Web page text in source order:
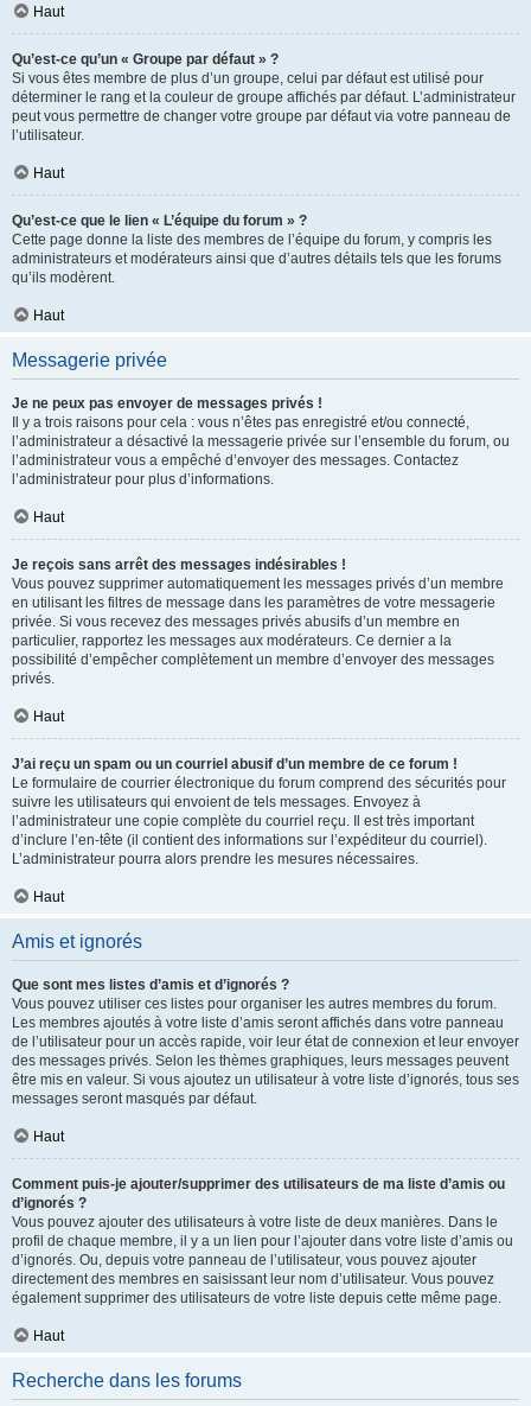
Haut
Qu’est-ce qu’un « Groupe par défaut » ?
Si vous êtes membre de plus d’un groupe, celui par défaut est utilisé pour
déterminer le rang et la couleur de groupe affichés par défaut. L’administrateur
peut vous permettre de changer votre groupe par défaut via votre panneau de
l’utilisateur.
Haut
Qu’est-ce que le lien « L’équipe du forum » ?
Cette page donne la liste des membres de l’équipe du forum, y compris les
administrateurs et modérateurs ainsi que d’autres détails tels que les forums
qu’ils modèrent.
Haut
Messagerie privée
Je ne peux pas envoyer de messages privés !
Il y a trois raisons pour cela : vous n’êtes pas enregistré et/ou connecté,
l’administrateur a désactivé la messagerie privée sur l’ensemble du forum, ou
l’administrateur vous a empêché d’envoyer des messages. Contactez
l’administrateur pour plus d’informations.
Haut
Je reçois sans arrêt des messages indésirables !
Vous pouvez supprimer automatiquement les messages privés d’un membre
en utilisant les filtres de message dans les paramètres de votre messagerie
privée. Si vous recevez des messages privés abusifs d’un membre en
particulier, rapportez les messages aux modérateurs. Ce dernier a la
possibilité d’empêcher complètement un membre d’envoyer des messages
privés.
Haut
J’ai reçu un spam ou un courriel abusif d’un membre de ce forum !
Le formulaire de courrier électronique du forum comprend des sécurités pour
suivre les utilisateurs qui envoient de tels messages. Envoyez à
l’administrateur une copie complète du courriel reçu. Il est très important
d’inclure l’en-tête (il contient des informations sur l’expéditeur du courriel).
L’administrateur pourra alors prendre les mesures nécessaires.
Haut
Amis et ignorés
Que sont mes listes d’amis et d’ignorés ?
Vous pouvez utiliser ces listes pour organiser les autres membres du forum.
Les membres ajoutés à votre liste d’amis seront affichés dans votre panneau
de l’utilisateur pour un accès rapide, voir leur état de connexion et leur envoyer
des messages privés. Selon les thèmes graphiques, leurs messages peuvent
être mis en valeur. Si vous ajoutez un utilisateur à votre liste d’ignorés, tous ses
messages seront masqués par défaut.
Haut
Comment puis-je ajouter/supprimer des utilisateurs de ma liste d’amis ou
d’ignorés ?
Vous pouvez ajouter des utilisateurs à votre liste de deux manières. Dans le
profil de chaque membre, il y a un lien pour l’ajouter dans votre liste d’amis ou
d’ignorés. Ou, depuis votre panneau de l’utilisateur, vous pouvez ajouter
directement des membres en saisissant leur nom d’utilisateur. Vous pouvez
également supprimer des utilisateurs de votre liste depuis cette même page.
Haut
Recherche dans les forums